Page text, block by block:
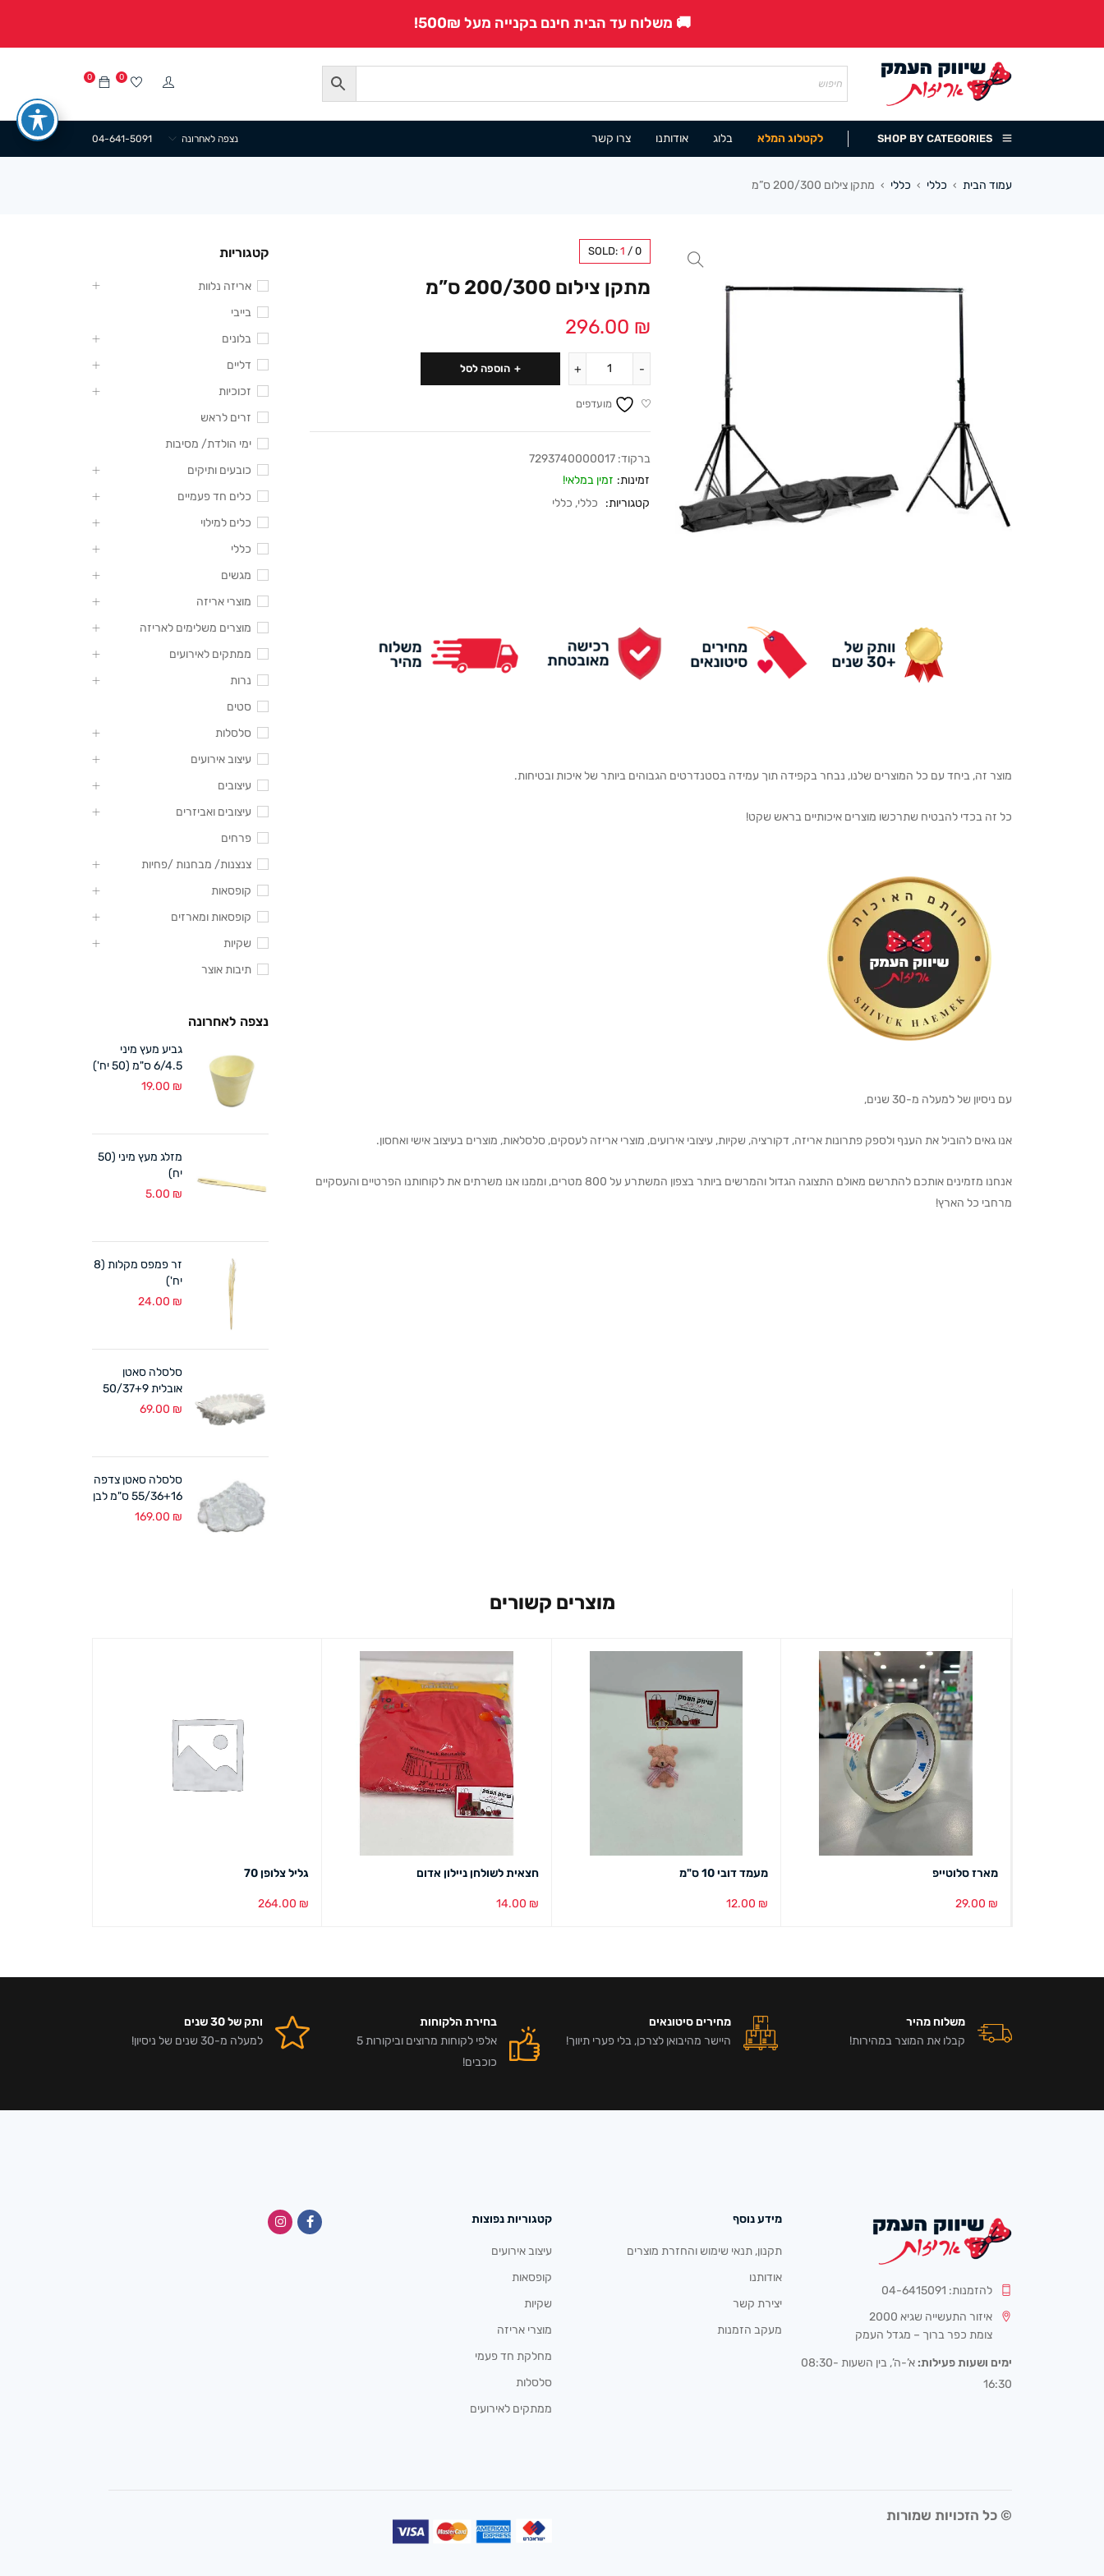
🚚 משלוח עד הבית חינם בקנייה מעל 500₪!
0 0
SHOP BY CATEGORIES לקטלוג המלא בלוג אודותנו צרו קשר 04-641-5091 נצפה לאחרונה
עמוד הבית › כללי › כללי › מתקן צילום 200/300 ס”מ
SOLD: 1 / 0
מתקן צילום 200/300 ס”מ
296.00 ₪
הוספה לסל
מועדפים
ברקוד: 7293740000017
זמינות: זמין במלאי!
קטגוריות:
כללי, כללי
מוצר זה, ביחד עם כל המוצרים שלנו, נבחר בקפידה תוך עמידה בסטנדרטים הגבוהים ביותר של איכות ובטיחות.
כל זה בכדי להבטיח שתרכשו מוצרים איכותיים בראש שקט!
עם ניסיון של למעלה מ-30 שנים,
אנו גאים להוביל את הענף ולספק פתרונות אריזה, דקורציה, שקיות, עיצובי אירועים, מוצרי אריזה לעסקים, סלסלאות, מוצרים בעיצוב אישי ואחסון.
אנחנו מזמינים אותכם להתרשם מאולם התצוגה הגדול והמרשים ביותר בצפון המשתרע על 800 מטרים, וממנו אנו משרתים את לקוחותנו הפרטיים והעסקיים
מרחבי כל הארץ!
קטגוריות
אריזה נלוות
בייבי
בלונים
דליים
זכוכיות
זרים לראש
ימי הולדת/ מסיבות
כובעים ותיקים
כלים חד פעמיים
כלים למילוי
כללי
מגשים
מוצרי אריזה
מוצרים משלימים לאריזה
ממתקים לאירועים
נרות
סטים
סלסלות
עיצוב אירועים
עיצובים
עיצובים ואביזרים
פרחים
צנצנות/ מבחנות /פחיות
קופסאות
קופסאות ומארזים
שקיות
תיבות אוצר
נצפה לאחרונה
גביע מעץ מיני
6/4.5 ס"מ (50 יח')
19.00 ₪
מזלג מעץ מיני (50
יח)
5.00 ₪
זר פמפס מקלות (8
יח')
24.00 ₪
סלסלה סאטן
אובלית 50/37+9
ס"מ לבן
69.00 ₪
סלסלה סאטן צדפה
55/36+16 ס"מ לבן
169.00 ₪
מוצרים קשורים
מארז סלוטייפ
29.00 ₪
מעמד דובי 10 ס"מ
12.00 ₪
חצאית לשולחן ניילון אדום
14.00 ₪
גליל צלופן 70
264.00 ₪
משלוח מהיר
קבלו את המוצר במהירות!
מחירים סיטונאים
היישר מהיבואן לצרכן, בלי פערי תיווך!
בחירת הלקוחות
אלפי לקוחות מרוצים וביקורות 5
כוכבים!
ותק של 30 שנים
למעלה מ-30 שנים של ניסיון!
להזמנות: 04-6415091
איזור התעשייה שגיא 2000
צומת כפר ברוך – מגדל העמק
ימים ושעות פעילות:
א’-ה’, בין השעות 08:30-
16:30
מידע נוסף
תקנון, תנאי שימוש והחזרת מוצרים
אודותנו
יצירת קשר
מעקב הזמנות
קטגוריות נפוצות
עיצוב אירועים
קופסאות
שקיות
מוצרי אריזה
מחלקת חד פעמי
סלסלות
ממתקים לאירועים
© כל הזכויות שמורות